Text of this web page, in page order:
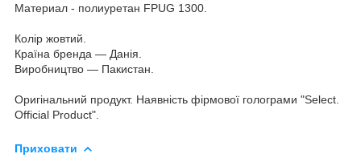
Материал - полиуретан FPUG 1300.
Колір жовтий.
Країна бренда — Данія.
Виробництво — Пакистан.
Оригінальний продукт. Наявність фірмової голограми "Select.
Official Product".
Приховати